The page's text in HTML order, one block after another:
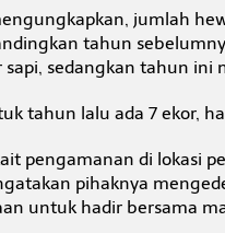
i
w
a
i
jumlah
tahun
sapi, sedangkan tahun ini
tahun lalu ada 7 ekor,
pengamanan di lokasi
pihaknya
untuk hadir bersama